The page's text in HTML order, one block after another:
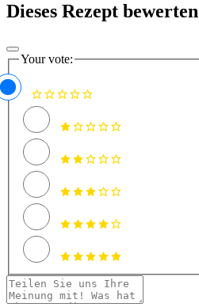
Dieses Rezept bewerten
Your vote: